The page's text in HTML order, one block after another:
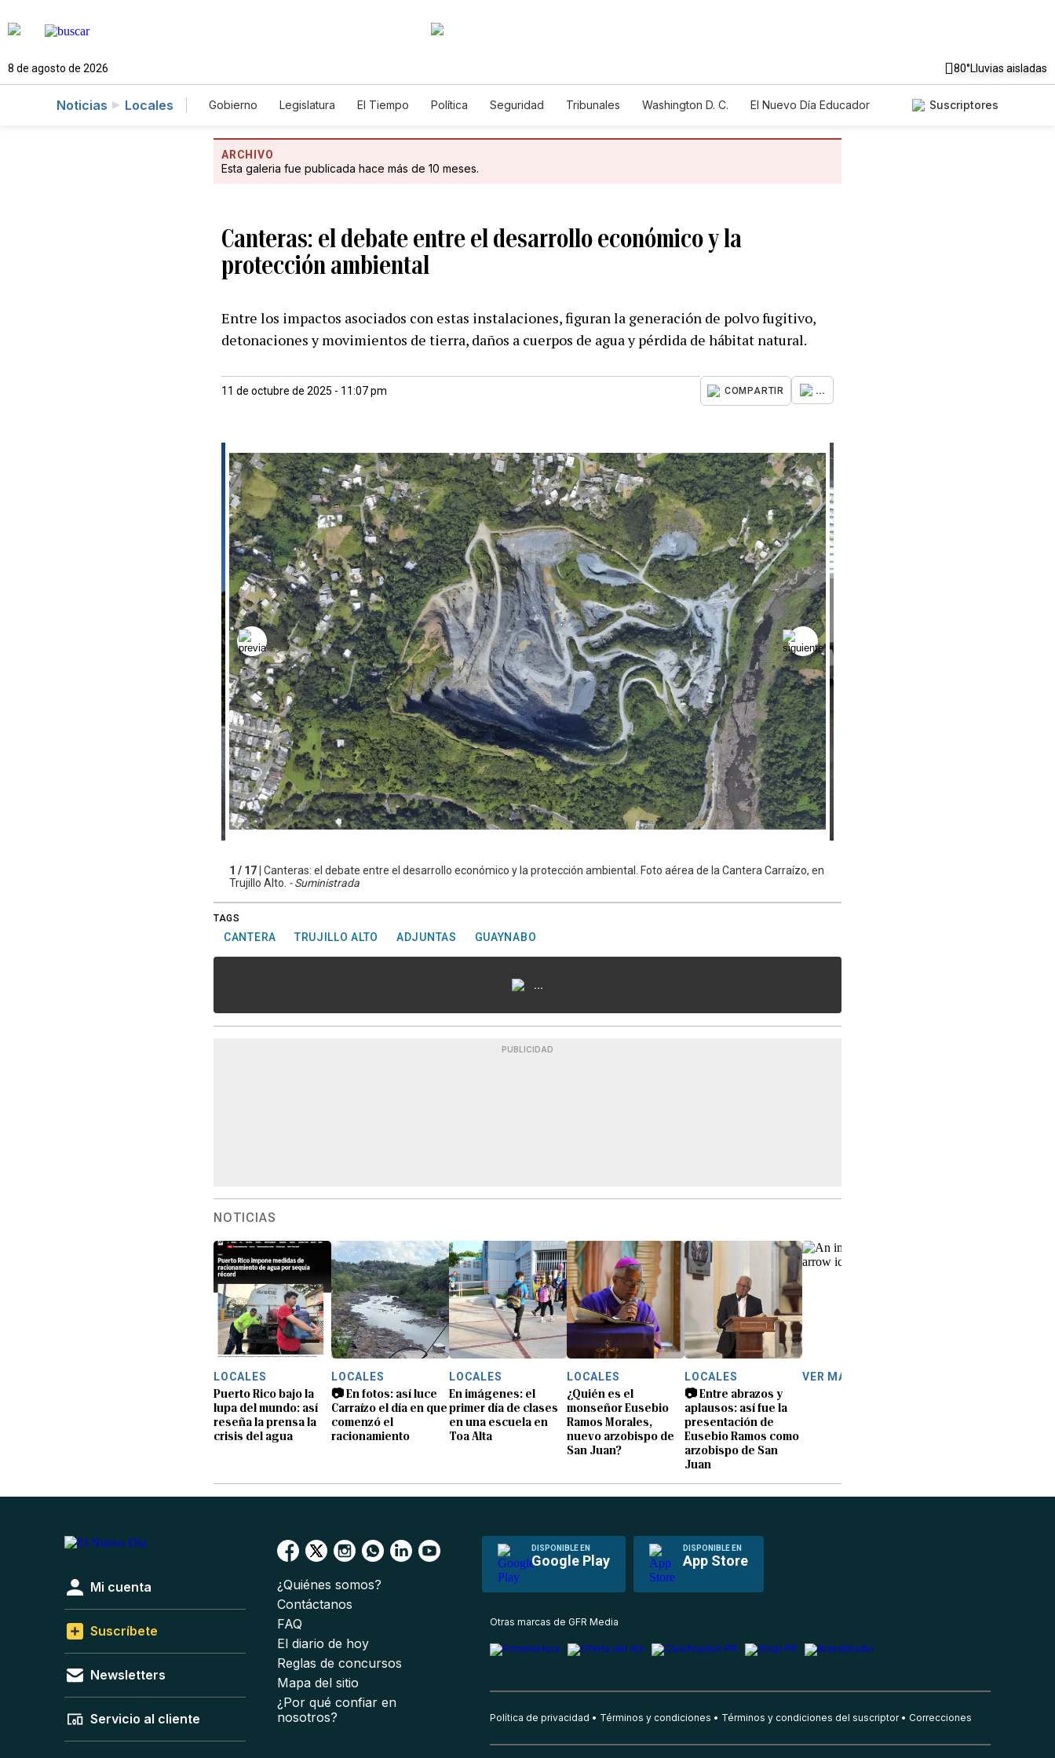
8 de agosto de 2026 80°Lluvias aisladas
Noticias Locales Gobierno Legislatura El Tiempo Política Seguridad Tribunales Washington D. C.
El Nuevo Día Educador
Suscriptores
ARCHIVO
Esta galeria fue publicada hace más de 10 meses.
Canteras: el debate entre el desarrollo económico y la
protección ambiental
Entre los impactos asociados con estas instalaciones, figuran la generación de polvo fugitivo,
detonaciones y movimientos de tierra, daños a cuerpos de agua y pérdida de hábitat natural.
11 de octubre de 2025 - 11:07 pm COMPARTIR ...
1 / 17 | Canteras: el debate entre el desarrollo económico y la protección ambiental. Foto aérea de la Cantera Carraízo, en
Trujillo Alto. - Suministrada
TAGS
CANTERA TRUJILLO ALTO ADJUNTAS GUAYNABO
...
PUBLICIDAD
NOTICIAS
LOCALES
Puerto Rico bajo la
lupa del mundo: así
reseña la prensa la
crisis del agua
LOCALES
📷 En fotos: así luce
Carraízo el día en que
comenzó el
racionamiento
LOCALES
En imágenes: el
primer día de clases
en una escuela en
Toa Alta
LOCALES
¿Quién es el
monseñor Eusebio
Ramos Morales,
nuevo arzobispo de
San Juan?
LOCALES
📷 Entre abrazos y
aplausos: así fue la
presentación de
Eusebio Ramos como
arzobispo de San
Juan
VER MÁS
DISPONIBLE EN
Google Play
DISPONIBLE EN
App Store
Mi cuenta
Suscríbete
Newsletters
Servicio al cliente
¿Quiénes somos?
Contáctanos
FAQ
El diario de hoy
Reglas de concursos
Mapa del sitio
¿Por qué confiar en
nosotros?
Otras marcas de GFR Media
Política de privacidad Términos y condiciones Términos y condiciones del suscriptor Correcciones